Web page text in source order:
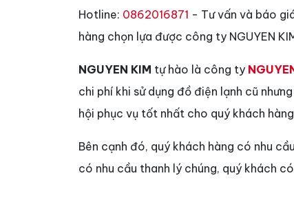
Hotline: 0862016871 - Tư vấn và báo
hàng chọn lựa được công ty NGUYEN
NGUYEN KIM tự hào là công ty
chi phí khi sử dụng đồ điện lạnh cũ
hội phục vụ tốt nhất cho quý khách
Bên cạnh đó, quý khách hàng có nhu
có nhu cầu thanh lý chúng, quý khách